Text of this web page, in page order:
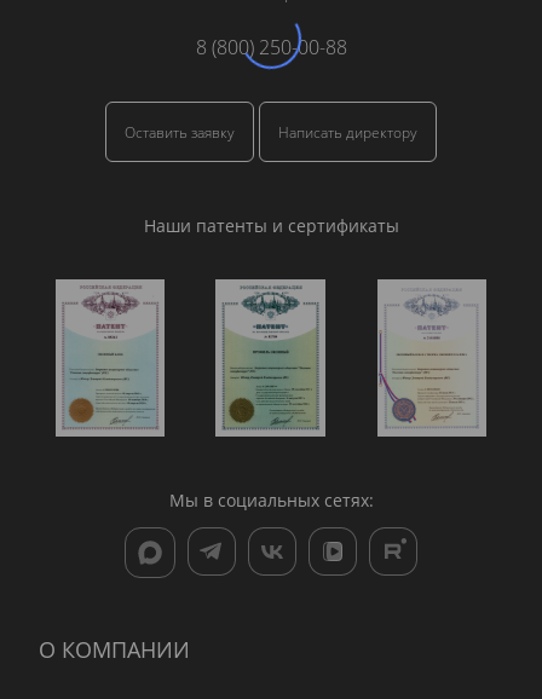
8 (800) 250-00-88
Оставить заявку Написать директору
Наши патенты и сертификаты
Мы в социальных сетях:
О КОМПАНИИ